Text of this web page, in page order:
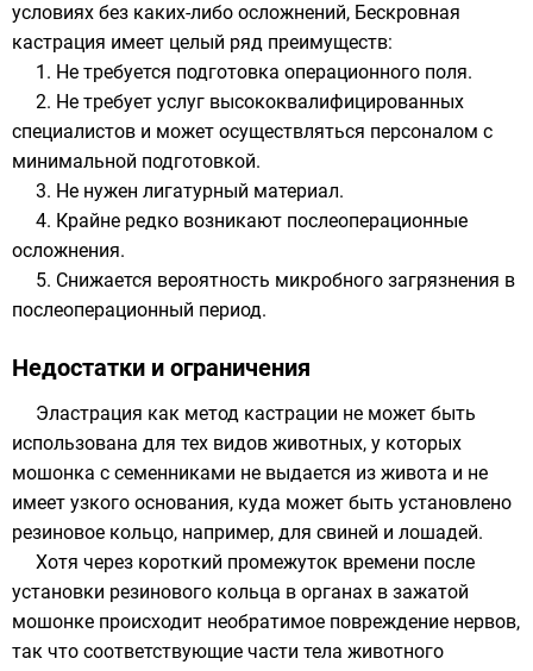
условиях без каких-либо осложнений, Бескровная
кастрация имеет целый ряд преимуществ:
1. Не требуется подготовка операционного поля.
2. Не требует услуг высококвалифицированных
специалистов и может осуществляться персоналом с
минимальной подготовкой.
3. Не нужен лигатурный материал.
4. Крайне редко возникают послеоперационные
осложнения.
5. Снижается вероятность микробного загрязнения в
послеоперационный период.
Недостатки и ограничения
Эластрация как метод кастрации не может быть
использована для тех видов животных, у которых
мошонка с семенниками не выдается из живота и не
имеет узкого основания, куда может быть установлено
резиновое кольцо, например, для свиней и лошадей.
Хотя через короткий промежуток времени после
установки резинового кольца в органах в зажатой
мошонке происходит необратимое повреждение нервов,
так что соответствующие части тела животного